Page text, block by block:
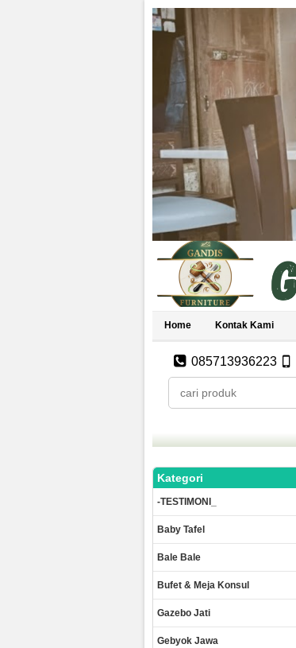
Home Kontak Kami
085713936223
Kategori
-TESTIMONI_
Baby Tafel
Bale Bale
Bufet & Meja Konsul
Gazebo Jati
Gebyok Jawa